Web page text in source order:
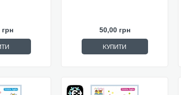
грн 50,00 грн
КУПИТИ